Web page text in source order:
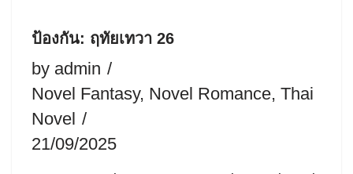
ป้องกัน: ฤทัยเทวา 26
by admin
Novel Fantasy, Novel Romance, Thai
Novel
21/09/2025